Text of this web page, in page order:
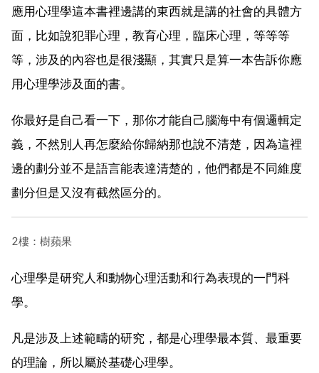
應用心理學這本書裡邊講的東西就是講的社會的具體方
面，比如說犯罪心理，教育心理，臨床心理，等等等
等，涉及的內容也是很淺顯，其實只是算一本告訴你應
用心理學涉及面的書。
你最好是自己看一下，那你才能自己腦海中有個邏輯定
義，不然別人再怎麼給你歸納那也說不清楚，因為這裡
邊的劃分並不是語言能表達清楚的，他們都是不同維度
劃分但是又沒有截然區分的。
2樓：樹蘋果
心理學是研究人和動物心理活動和行為表現的一門科
學。
凡是涉及上述範疇的研究，都是心理學最本質、最重要
的理論，所以屬於基礎心理學。